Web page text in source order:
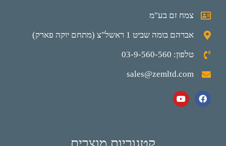
צמח זם בע"מ
אברהם בומה שביט 1 ראשל"צ (מתחם יוקה פארק)
טלפון: 03-9-560-560
sales@zemltd.com